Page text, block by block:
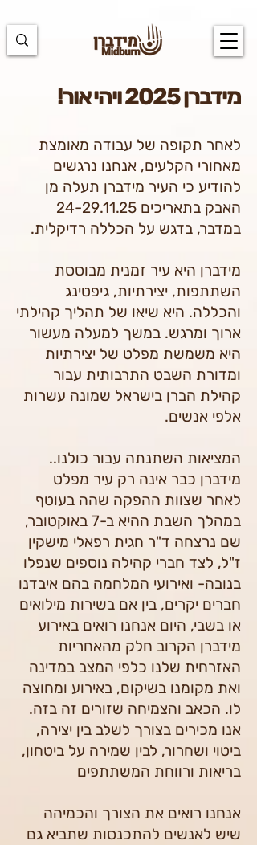
מידברן 2025 ויהי אור!
לאחר תקופה של עבודה מאומצת
מאחורי הקלעים, אנחנו נרגשים
להודיע כי העיר מידברן תעלה מן
האבק בתאריכים 24-29.11.25
במדבר, בדגש על הכללה רדיקלית.
מידברן היא עיר זמנית מבוססת
השתתפות, יצירתיות, גיפטינג
והכללה. היא שיאו של תהליך קהילתי
ארוך ומרגש. במשך למעלה מעשור
היא משמשת מפלט של יצירתיות
ומדורת השבט התרבותית עבור
קהילת הברן בישראל שמונה עשרות
אלפי אנשים.
.המציאות השתנתה עבור כולנו.
מידברן כבר אינה רק עיר מפלט
לאחר שצוות ההפקה שהה בעוטף
במהלך השבת ההיא ב-7 באוקטובר,
שם נרצחה ד"ר חגית רפאלי מישקין
ז"ל, לצד חברי קהילה נוספים שנפלו
בנובה- ואירועי המלחמה בהם איבדנו
חברים יקרים, בין אם בשירות מילואים
או בשבי, היום אנחנו רואים באירוע
מידברן הקרוב חלק מהאחריות
האזרחית שלנו כלפי המצב במדינה
ואת מקומנו בשיקום, באירוע ומחוצה
לו. הכאב והצמיחה שזורים זה בזה.
אנו מכירים בצורך לשלב בין יצירה,
ביטוי ושחרור, לבין שמירה על ביטחון,
בריאות ורווחת המשתתפים
אנחנו רואים את הצורך והכמיהה
שיש לאנשים להתכנסות שתביא גם